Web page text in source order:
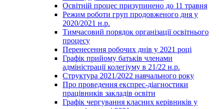
Освітній процес призупинено до 11 травня
Режим роботи груп продовженого дня у
2020/2021 н.р.
Тимчасовий порядок організації освітнього
процесу
Перенесення робочих днів у 2021 році
Графік прийому батьків членами
адміністрації колегіуму в 21/22 н.р.
Структура 2021/2022 навчального року
Про проведення експрес-діагностики
працівників закладів освіти
Графік чергування класних керівників у